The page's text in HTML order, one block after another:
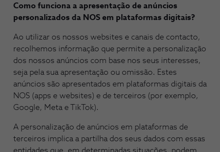
Como funciona a apresentação de anúncios
personalizados da NOS em plataformas digitais?
Ao utilizar os nossos websites e canais de contacto,
recolhemos informação que permite a personalização
dos nossos anúncios com base nos seus interesses,
seja pela sua apresentação ou omissão. Estes
anúncios são apresentados em plataformas digitais da
NOS (apps e websites) e de terceiros (por exemplo,
Google, Meta e TikTok).
A personalização de anúncios em plataformas de
terceiros implica a partilha dos seus dados com essas